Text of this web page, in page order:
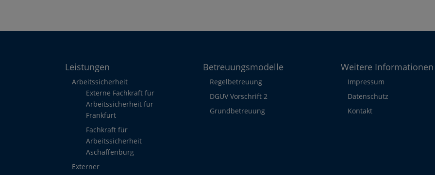
Leistungen
Arbeitssicherheit
Externe Fachkraft für
Arbeitssicherheit für
Frankfurt
Fachkraft für
Arbeitssicherheit
Aschaffenburg
Externer
Betreuungsmodelle
Regelbetreuung
DGUV Vorschrift 2
Grundbetreuung
Weitere Informationen
Impressum
Datenschutz
Kontakt